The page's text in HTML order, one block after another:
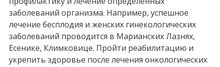
заболеваний организма. Например, успешное
лечение бесплодия и женских гинекологических
заболеваний проводится в Марианских Лазнях,
Есенике, Климковице. Пройти реабилитацию и
укрепить здоровье после лечения онкологических